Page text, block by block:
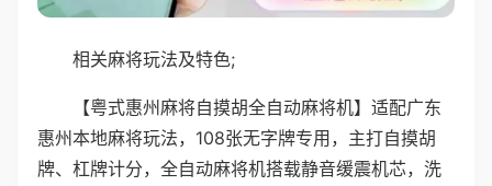
相关麻将玩法及特色;
【粤式惠州麻将自摸胡全自动麻将机】适配广东
惠州本地麻将玩法，108张无字牌专用，主打自摸胡
牌、杠牌计分，全自动麻将机搭载静音缓震机芯，洗